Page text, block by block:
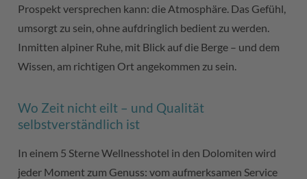
Prospekt versprechen kann: die Atmosphäre. Das Gefühl,
umsorgt zu sein, ohne aufdringlich bedient zu werden.
Inmitten alpiner Ruhe, mit Blick auf die Berge – und dem
Wissen, am richtigen Ort angekommen zu sein.
Wo Zeit nicht eilt – und Qualität
selbstverständlich ist
In einem 5 Sterne Wellnesshotel in den Dolomiten wird
jeder Moment zum Genuss: vom aufmerksamen Service